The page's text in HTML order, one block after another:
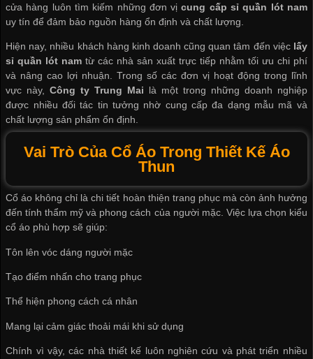
cửa hàng luôn tìm kiếm những đơn vịcung cấp sỉ quần lót nam
uy tín để đảm bảo nguồn hàng ổn định và chất lượng.
Hiện nay, nhiều khách hàng kinh doanh cũng quan tâm đến việc lấy
sỉ quần lót nam từ các nhà sản xuất trực tiếp nhằm tối ưu chi phí
và nâng cao lợi nhuận. Trong số các đơn vị hoạt động trong lĩnh
vực này,Công ty Trung Mai là một trong những doanh nghiệp
được nhiều đối tác tin tưởng nhờ cung cấp đa dạng mẫu mã và
chất lượng sản phẩm ổn định.
Vai Trò Của Cổ Áo Trong Thiết Kế Áo
Thun
Cổ áo không chỉ là chi tiết hoàn thiện trang phục mà còn ảnh hưởng
đến tính thẩm mỹ và phong cách của người mặc. Việc lựa chọn kiểu
cổ áo phù hợp sẽ giúp:
Tôn lên vóc dáng người mặc
Tạo điểm nhấn cho trang phục
Thể hiện phong cách cá nhân
Mang lại cảm giác thoải mái khi sử dụng
Chính vì vậy, các nhà thiết kế luôn nghiên cứu và phát triển nhiều